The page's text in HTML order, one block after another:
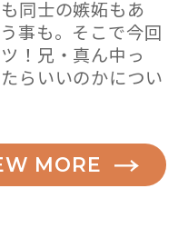
同士の嫉妬もあ
事も。そこで今回
！兄・真ん中っ
らいいのかについ
MORE